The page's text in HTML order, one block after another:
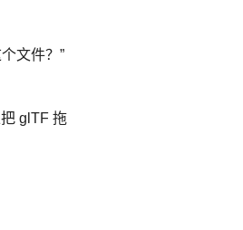
文件？”
glTF 拖